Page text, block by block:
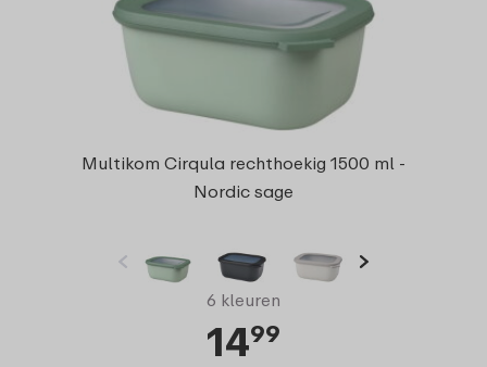
Multikom Cirqula rechthoekig 1500 ml -
Nordic sage
6 kleuren
1499